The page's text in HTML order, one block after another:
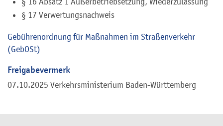
§ 17 Verwertungsnachweis
Gebührenordnung für Maßnahmen im Straßenverkehr
(GebOSt)
Freigabevermerk
07.10.2025 Verkehrsministerium Baden-Württemberg